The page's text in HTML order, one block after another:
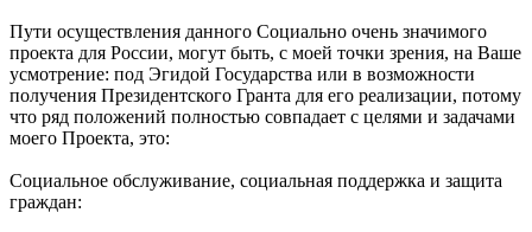
Пути осуществления данного Социально очень значимого
проекта для России, могут быть, с моей точки зрения, на Ваше
усмотрение: под Эгидой Государства или в возможности
получения Президентского Гранта для его реализации, потому
что ряд положений полностью совпадает с целями и задачами
моего Проекта, это:
Социальное обслуживание, социальная поддержка и защита
граждан: